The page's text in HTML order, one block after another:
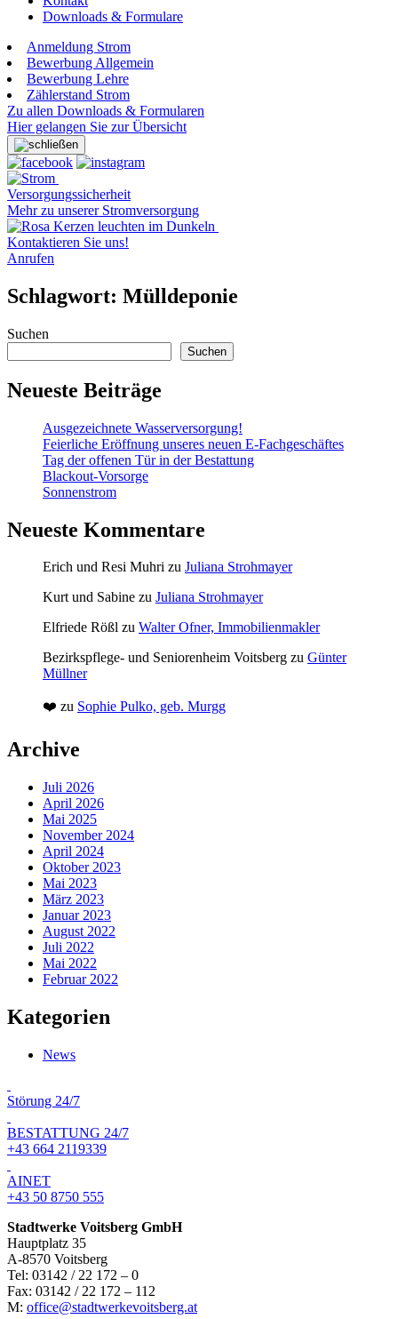
Downloads & Formulare
Anmeldung Strom
Bewerbung Allgemein
Bewerbung Lehre
Zählerstand Strom
Zu allen Downloads & Formularen
Hier gelangen Sie zur Übersicht
Versorgungssicherheit
Mehr zu unserer Stromversorgung
Kontaktieren Sie uns!
Anrufen
Schlagwort: Mülldeponie
Suchen
Suchen
Neueste Beiträge
Ausgezeichnete Wasserversorgung!
Feierliche Eröffnung unseres neuen E-Fachgeschäftes
Tag der offenen Tür in der Bestattung
Blackout-Vorsorge
Sonnenstrom
Neueste Kommentare
Erich und Resi Muhri zu Juliana Strohmayer
Kurt und Sabine zu Juliana Strohmayer
Elfriede Rößl zu Walter Ofner, Immobilienmakler
Bezirkspflege- und Seniorenheim Voitsberg zu Günter
Müllner
❤️ zu Sophie Pulko, geb. Murgg
Archive
Juli 2026
April 2026
Mai 2025
November 2024
April 2024
Oktober 2023
Mai 2023
März 2023
Januar 2023
August 2022
Juli 2022
Mai 2022
Februar 2022
Kategorien
News
Störung 24/7
BESTATTUNG 24/7
+43 664 2119339
AINET
+43 50 8750 555
Stadtwerke Voitsberg GmbH
Hauptplatz 35
A-8570 Voitsberg
Tel: 03142 / 22 172 – 0
Fax: 03142 / 22 172 – 112
M: office@stadtwerkevoitsberg.at